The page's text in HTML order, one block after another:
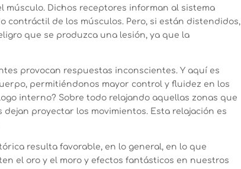
Dichos receptores informan al sistema
de los músculos. Pero, si están distendidos,
que se produzca una lesión, ya que la
provocan respuestas inconscientes. Y aquí es
permitiéndonos mayor control y fluidez en los
interno? Sobre todo relajando aquellas zonas que
proyectar los movimientos. Esta relajación es
resulta favorable, en lo general, en lo que
el oro y el moro y efectos fantásticos en nuestros